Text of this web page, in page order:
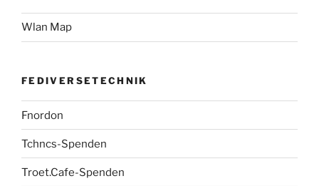
Wlan Map
FEDIVERSETECHNIK
Fnordon
Tchncs-Spenden
Troet.Cafe-Spenden